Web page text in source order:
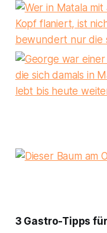
3 Gastro-Tipps